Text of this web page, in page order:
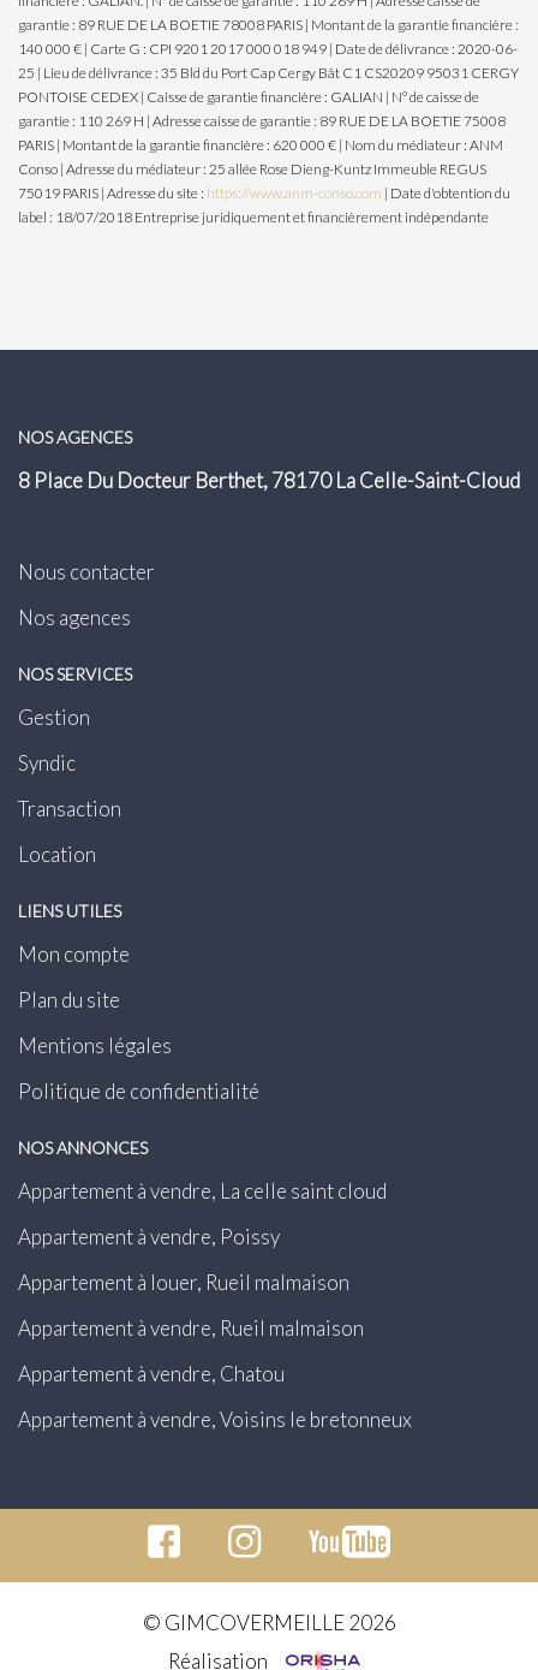
garantie : 89 RUE DE LA BOETIE 78008 PARIS | Montant de la garantie financière :
140 000 € | Carte G : CPI 9201 2017 000 018 949 | Date de délivrance : 2020-06-
25 | Lieu de délivrance : 35 Bld du Port Cap Cergy Bât C1 CS20209 95031 CERGY
PONTOISE CEDEX | Caisse de garantie financière : GALIAN | N° de caisse de
garantie : 110 269 H | Adresse caisse de garantie : 89 RUE DE LA BOETIE 75008
PARIS | Montant de la garantie financière : 620 000 € | Nom du médiateur : ANM
Conso | Adresse du médiateur : 25 allée Rose Dieng-Kuntz Immeuble REGUS
75019 PARIS | Adresse du site : https://www.anm-conso.com | Date d'obtention du
label : 18/07/2018 Entreprise juridiquement et financièrement indépendante
NOS AGENCES
8 Place Du Docteur Berthet, 78170 La Celle-Saint-Cloud
Nous contacter
Nos agences
NOS SERVICES
Gestion
Syndic
Transaction
Location
LIENS UTILES
Mon compte
Plan du site
Mentions légales
Politique de confidentialité
NOS ANNONCES
Appartement à vendre, La celle saint cloud
Appartement à vendre, Poissy
Appartement à louer, Rueil malmaison
Appartement à vendre, Rueil malmaison
Appartement à vendre, Chatou
Appartement à vendre, Voisins le bretonneux
© GIMCOVERMEILLE 2026
Réalisation